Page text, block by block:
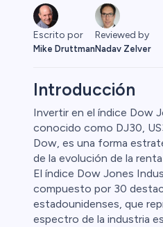
Escrito por
Mike Druttman
Reviewed by
Nadav Zelver
Introducción
Invertir en el índice Dow
conocido como DJ30,
Dow, es una forma
de la evolución de la
El índice Dow Jones
compuesto por 30
estadounidenses, que
espectro de la industria